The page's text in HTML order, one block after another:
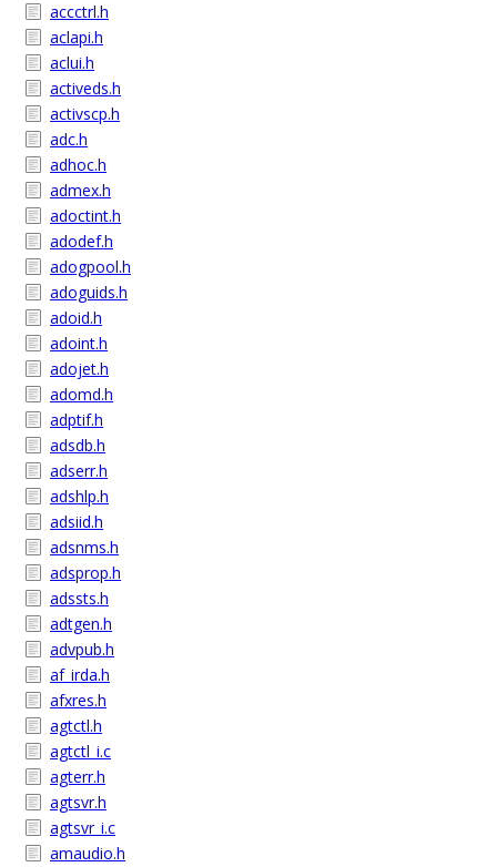
accctrl.h
aclapi.h
aclui.h
activeds.h
activscp.h
adc.h
adhoc.h
admex.h
adoctint.h
adodef.h
adogpool.h
adoguids.h
adoid.h
adoint.h
adojet.h
adomd.h
adptif.h
adsdb.h
adserr.h
adshlp.h
adsiid.h
adsnms.h
adsprop.h
adssts.h
adtgen.h
advpub.h
af_irda.h
afxres.h
agtctl.h
agtctl_i.c
agterr.h
agtsvr.h
agtsvr_i.c
amaudio.h